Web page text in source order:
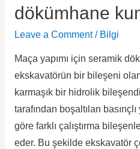
dökümhane
Leave a Comment / Bilgi
Maça yapımı için seramik
ekskavatörün bir bileşeni
karmaşık bir hidrolik
tarafından boşaltılan
göre farklı çalıştırma
eder. Bu şekilde ekskavatör